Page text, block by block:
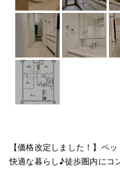
【価格改定しました！】ペ
快適な暮らし♪徒歩圏内にコ